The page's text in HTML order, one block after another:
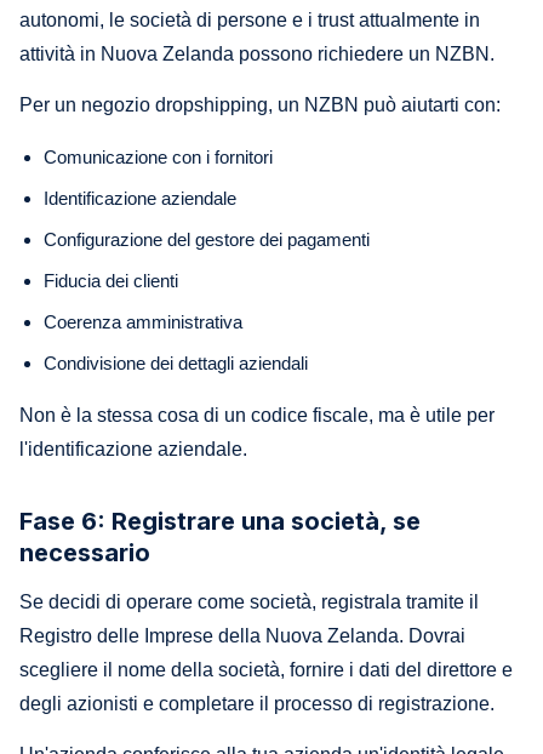
autonomi, le società di persone e i trust attualmente in
attività in Nuova Zelanda possono richiedere un NZBN.
Per un negozio dropshipping, un NZBN può aiutarti con:
Comunicazione con i fornitori
Identificazione aziendale
Configurazione del gestore dei pagamenti
Fiducia dei clienti
Coerenza amministrativa
Condivisione dei dettagli aziendali
Non è la stessa cosa di un codice fiscale, ma è utile per
l'identificazione aziendale.
Fase 6: Registrare una società, se
necessario
Se decidi di operare come società, registrala tramite il
Registro delle Imprese della Nuova Zelanda. Dovrai
scegliere il nome della società, fornire i dati del direttore e
degli azionisti e completare il processo di registrazione.